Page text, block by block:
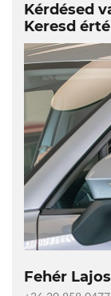
Kérdésed
Keresd
Fehér Lajos